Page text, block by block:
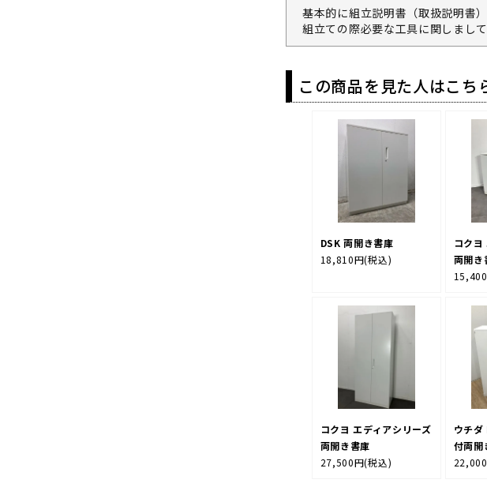
基本的に組立説明書（取扱説明書
組立ての際必要な工具に関しまし
この商品を見た人はこち
DSK 両開き書庫
18,810円(税込)
コク
両開き
コクヨ エディアシリーズ
両開き書庫
27,500円(税込)
ウチダ
付両開